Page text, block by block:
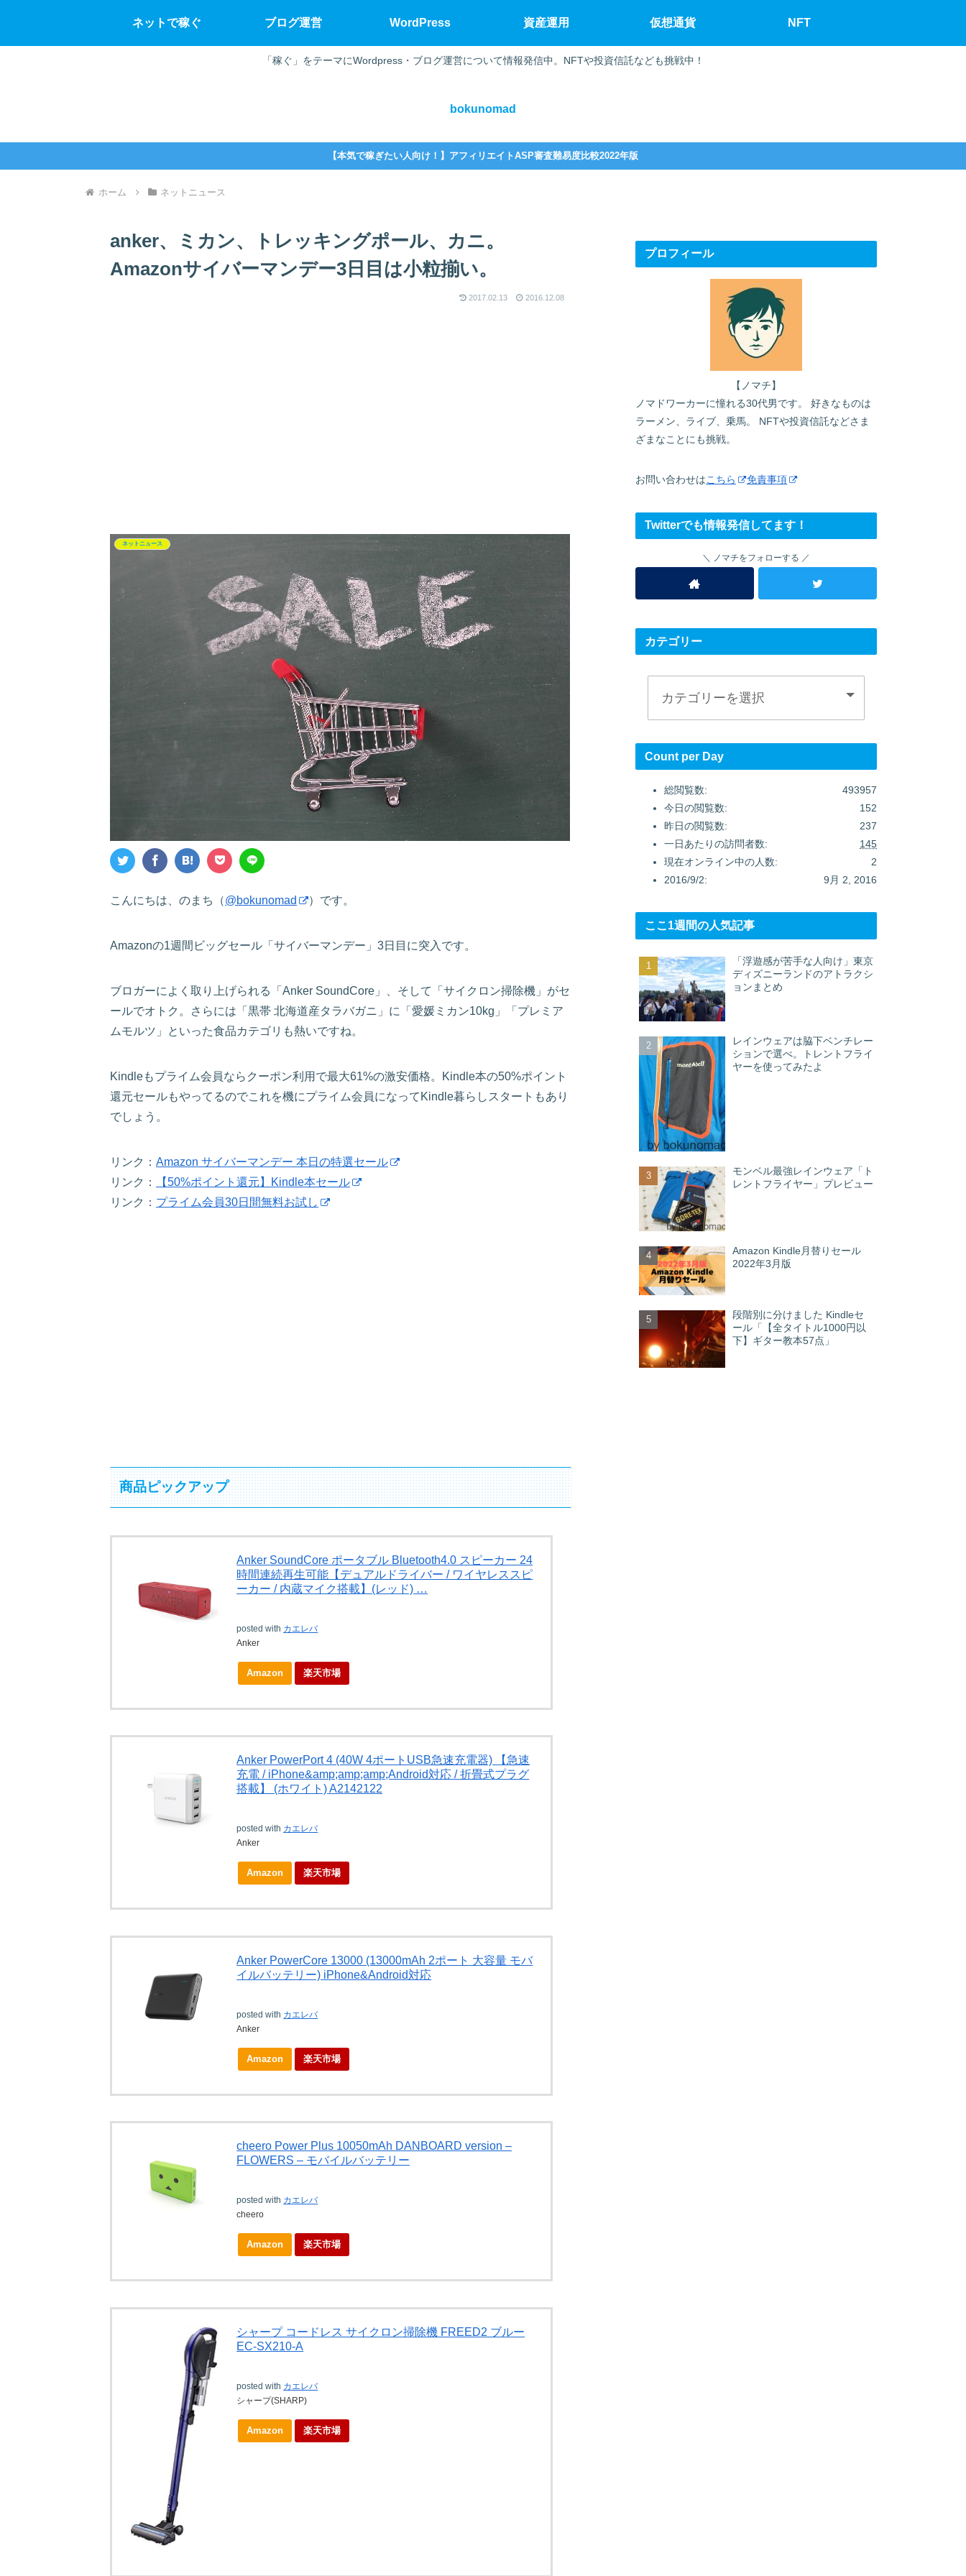
「稼ぐ」をテーマにWordpress・ブログ運営について情報発信中。NFTや投資信託なども挑戦中！
bokunomad
ネットで稼ぐ ブログ運営 WordPress 資産運用 仮想通貨 NFT
【本気で稼ぎたい人向け！】アフィリエイトASP審査難易度比較2022年版
ホーム ネットニュース
anker、ミカン、トレッキングポール、カニ。
Amazonサイバーマンデー3日目は小粒揃い。
2017.02.13 2016.12.08
ネットニュース
こんにちは、のまち（@bokunomad ）です。
Amazonの1週間ビッグセール「サイバーマンデー」3日目に突入です。
ブロガーによく取り上げられる「Anker SoundCore」、そして「サイクロン掃除機」がセ
ールでオトク。さらには「黒帯 北海道産タラバガニ」に「愛媛ミカン10kg」「プレミア
ムモルツ」といった食品カテゴリも熱いですね。
Kindleもプライム会員ならクーポン利用で最大61%の激安価格。Kindle本の50%ポイント
還元セールもやってるのでこれを機にプライム会員になってKindle暮らしスタートもあり
でしょう。
リンク： Amazon サイバーマンデー 本日の特選セール
リンク：
【50%ポイント還元】Kindle本セール
リンク： プライム会員30日間無料お試し
商品ピックアップ
Anker SoundCore ポータブル Bluetooth4.0 スピーカー 24
時間連続再生可能【デュアルドライバー / ワイヤレススピ
ーカー / 内蔵マイク搭載】(レッド) …
posted with カエレバ
Anker
Amazon 楽天市場
Anker PowerPort 4 (40W 4ポートUSB急速充電器) 【急速
充電 / iPhone&amp;amp;amp;Android対応 / 折畳式プラグ
搭載】 (ホワイト) A2142122
posted with カエレバ
Anker
Amazon 楽天市場
Anker PowerCore 13000 (13000mAh 2ポート 大容量 モバ
イルバッテリー) iPhone&Android対応
posted with カエレバ
Anker
Amazon 楽天市場
cheero Power Plus 10050mAh DANBOARD version –
FLOWERS – モバイルバッテリー
posted with カエレバ
cheero
Amazon 楽天市場
シャープ コードレス サイクロン掃除機 FREED2 ブルー
EC-SX210-A
posted with カエレバ
シャープ(SHARP)
Amazon 楽天市場
プロフィール
【ノマチ】
ノマドワーカーに憧れる30代男です。 好きなものは
ラーメン、ライブ、乗馬。 NFTや投資信託などさま
ざまなことにも挑戦。
お問い合わせはこちら 免責事項
Twitterでも情報発信してます！
ノマチをフォローする
カテゴリー
Count per Day
493957
総閲覧数:
152
今日の閲覧数:
237
昨日の閲覧数:
145
一日あたりの訪問者数:
2
現在オンライン中の人数:
9月 2, 2016
2016/9/2:
ここ1週間の人気記事
「浮遊感が苦手な人向け」東京
ディズニーランドのアトラクシ
ョンまとめ
レインウェアは脇下ベンチレー
ションで選べ。トレントフライ
ヤーを使ってみたよ
モンベル最強レインウェア「ト
レントフライヤー」プレビュー
Amazon Kindle月替りセール
2022年3月版
段階別に分けました Kindleセ
ール「【全タイトル1000円以
下】ギター教本57点」